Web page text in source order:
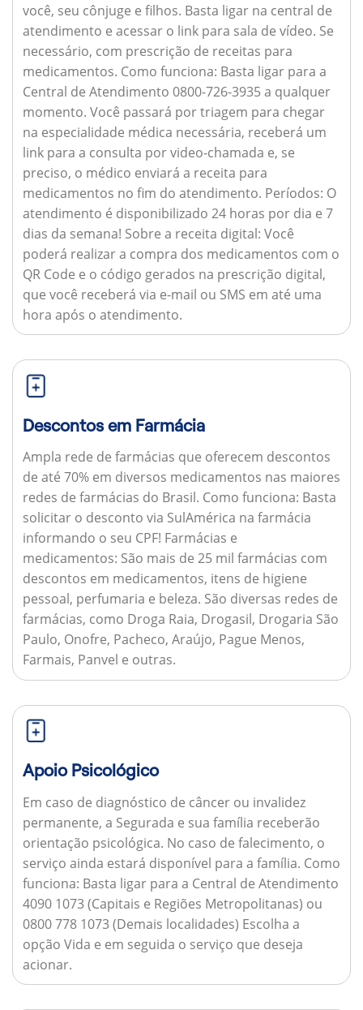
você, seu cônjuge e filhos. Basta ligar na central de
atendimento e acessar o link para sala de vídeo. Se
necessário, com prescrição de receitas para
medicamentos. Como funciona: Basta ligar para a
Central de Atendimento 0800-726-3935 a qualquer
momento. Você passará por triagem para chegar
na especialidade médica necessária, receberá um
link para a consulta por video-chamada e, se
preciso, o médico enviará a receita para
medicamentos no fim do atendimento. Períodos: O
atendimento é disponibilizado 24 horas por dia e 7
dias da semana! Sobre a receita digital: Você
poderá realizar a compra dos medicamentos com o
QR Code e o código gerados na prescrição digital,
que você receberá via e-mail ou SMS em até uma
hora após o atendimento.
Descontos em Farmácia
Ampla rede de farmácias que oferecem descontos
de até 70% em diversos medicamentos nas maiores
redes de farmácias do Brasil. Como funciona: Basta
solicitar o desconto via SulAmérica na farmácia
informando o seu CPF! Farmácias e
medicamentos: São mais de 25 mil farmácias com
descontos em medicamentos, itens de higiene
pessoal, perfumaria e beleza. São diversas redes de
farmácias, como Droga Raia, Drogasil, Drogaria São
Paulo, Onofre, Pacheco, Araújo, Pague Menos,
Farmais, Panvel e outras.
Apoio Psicológico
Em caso de diagnóstico de câncer ou invalidez
permanente, a Segurada e sua família receberão
orientação psicológica. No caso de falecimento, o
serviço ainda estará disponível para a família. Como
funciona: Basta ligar para a Central de Atendimento
4090 1073 (Capitais e Regiões Metropolitanas) ou
0800 778 1073 (Demais localidades) Escolha a
opção Vida e em seguida o serviço que deseja
acionar.